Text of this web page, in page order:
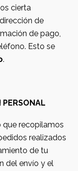
cierta
de
de pago,
Esto se
.
PERSONAL
que recopilamos
realizados
de tu
del envío y el